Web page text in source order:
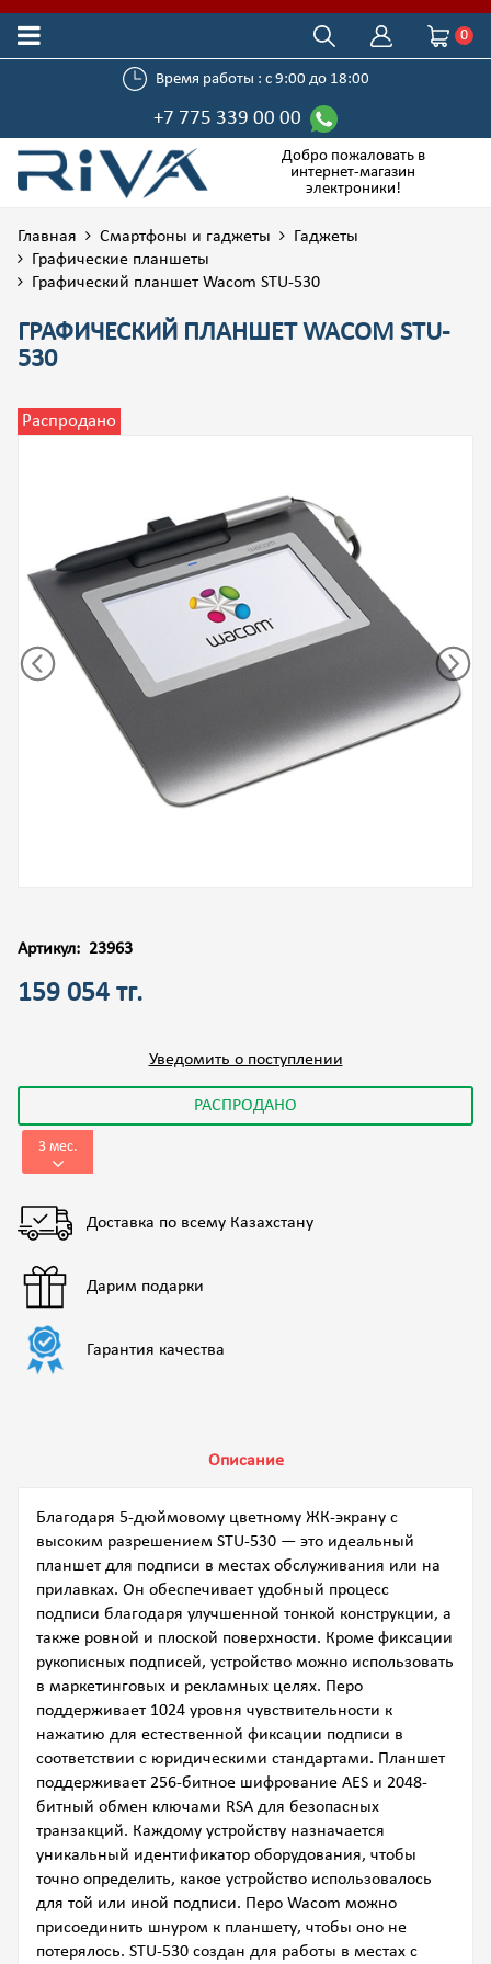
0
Время работы : с 9:00 до 18:00
+7 775 339 00 00
Добро пожаловать в
интернет-магазин
электроники!
Главная Смартфоны и гаджеты
Гаджеты
Графические планшеты
Графический планшет Wacom STU-530
ГРАФИЧЕСКИЙ ПЛАНШЕТ WACOM STU-
530
Распродано
Артикул: 23963
159 054 тг.
Уведомить о поступлении
РАСПРОДАНО
3 мес.
Доставка по всему Казахстану
Дарим подарки
Гарантия качества
Описание
Благодаря 5-дюймовому цветному ЖК-экрану с
высоким разрешением STU-530 — это идеальный
планшет для подписи в местах обслуживания или на
прилавках. Он обеспечивает удобный процесс
подписи благодаря улучшенной тонкой конструкции, а
также ровной и плоской поверхности. Кроме фиксации
рукописных подписей, устройство можно использовать
в маркетинговых и рекламных целях. Перо
поддерживает 1024 уровня чувствительности к
нажатию для естественной фиксации подписи в
соответствии с юридическими стандартами. Планшет
поддерживает 256-битное шифрование AES и 2048-
битный обмен ключами RSA для безопасных
транзакций. Каждому устройству назначается
уникальный идентификатор оборудования, чтобы
точно определить, какое устройство использовалось
для той или иной подписи. Перо Wacom можно
присоединить шнуром к планшету, чтобы оно не
потерялось. STU-530 создан для работы в местах с